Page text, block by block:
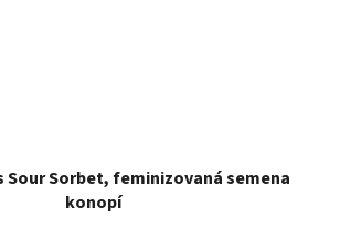
Sour Sorbet, feminizovaná semena
konopí